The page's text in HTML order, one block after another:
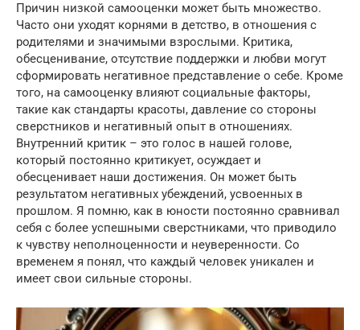
Причин низкой самооценки может быть множество.
Часто они уходят корнями в детство, в отношения с
родителями и значимыми взрослыми. Критика,
обесценивание, отсутствие поддержки и любви могут
сформировать негативное представление о себе. Кроме
того, на самооценку влияют социальные факторы,
такие как стандарты красоты, давление со стороны
сверстников и негативный опыт в отношениях.
Внутренний критик – это голос в нашей голове,
который постоянно критикует, осуждает и
обесценивает наши достижения. Он может быть
результатом негативных убеждений, усвоенных в
прошлом. Я помню, как в юности постоянно сравнивал
себя с более успешными сверстниками, что приводило
к чувству неполноценности и неуверенности. Со
временем я понял, что каждый человек уникален и
имеет свои сильные стороны.